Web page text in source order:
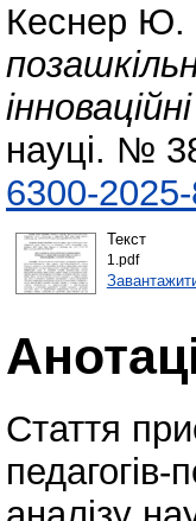
Кеснер Ю.
науці. №
6300-
Текст
1.pdf
Стаття